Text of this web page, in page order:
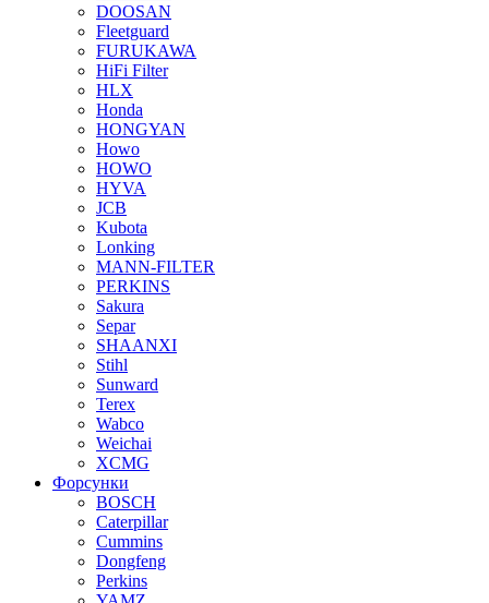
DOOSAN
Fleetguard
FURUKAWA
HiFi Filter
HLX
Honda
HONGYAN
Howo
HOWO
HYVA
JCB
Kubota
Lonking
MANN-FILTER
PERKINS
Sakura
Separ
SHAANXI
Stihl
Sunward
Terex
Wabco
Weichai
XCMG
Форсунки
BOSCH
Caterpillar
Cummins
Dongfeng
Perkins